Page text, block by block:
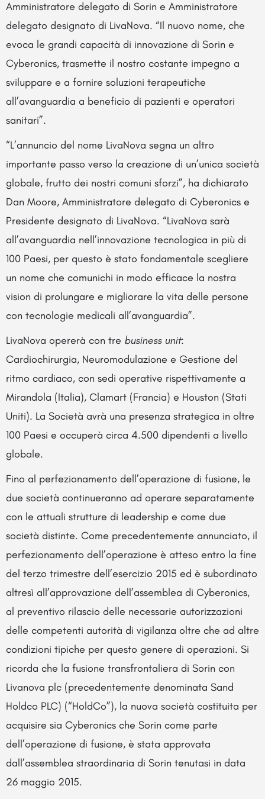
Amministratore delegato di Sorin e Amministratore
delegato designato di LivaNova. “Il nuovo nome, che
evoca le grandi capacità di innovazione di Sorin e
Cyberonics, trasmette il nostro costante impegno a
sviluppare e a fornire soluzioni terapeutiche
all’avanguardia a beneficio di pazienti e operatori
sanitari”.
“L’annuncio del nome LivaNova segna un altro
importante passo verso la creazione di un’unica società
globale, frutto dei nostri comuni sforzi”, ha dichiarato
Dan Moore, Amministratore delegato di Cyberonics e
Presidente designato di LivaNova. “LivaNova sarà
all’avanguardia nell’innovazione tecnologica in più di
100 Paesi, per questo è stato fondamentale scegliere
un nome che comunichi in modo efficace la nostra
vision di prolungare e migliorare la vita delle persone
con tecnologie medicali all’avanguardia”.
LivaNova opererà con tre business unit:
Cardiochirurgia, Neuromodulazione e Gestione del
ritmo cardiaco, con sedi operative rispettivamente a
Mirandola (Italia), Clamart (Francia) e Houston (Stati
Uniti). La Società avrà una presenza strategica in oltre
100 Paesi e occuperà circa 4.500 dipendenti a livello
globale.
Fino al perfezionamento dell’operazione di fusione, le
due società continueranno ad operare separatamente
con le attuali strutture di leadership e come due
società distinte. Come precedentemente annunciato, il
perfezionamento dell’operazione è atteso entro la fine
del terzo trimestre dell’esercizio 2015 ed è subordinato
altresì all’approvazione dell’assemblea di Cyberonics,
al preventivo rilascio delle necessarie autorizzazioni
delle competenti autorità di vigilanza oltre che ad altre
condizioni tipiche per questo genere di operazioni. Si
ricorda che la fusione transfrontaliera di Sorin con
Livanova plc (precedentemente denominata Sand
Holdco PLC) (“HoldCo”), la nuova società costituita per
acquisire sia Cyberonics che Sorin come parte
dell’operazione di fusione, è stata approvata
dall’assemblea straordinaria di Sorin tenutasi in data
26 maggio 2015.